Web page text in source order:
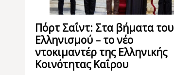
Πόρτ Σαΐντ: Στα βήματα του
Ελληνισμού – το νέο
ντοκιμαντέρ της Ελληνικής
Κοινότητας Καΐρου